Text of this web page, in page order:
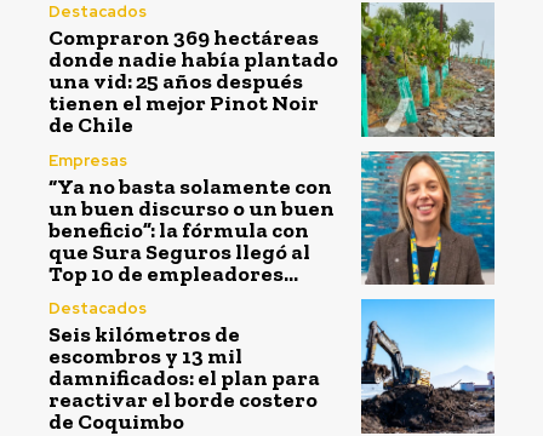
Destacados
Compraron 369 hectáreas
donde nadie había plantado
una vid: 25 años después
tienen el mejor Pinot Noir
de Chile
Empresas
“Ya no basta solamente con
un buen discurso o un buen
beneficio”: la fórmula con
que Sura Seguros llegó al
Top 10 de empleadores...
Destacados
Seis kilómetros de
escombros y 13 mil
damnificados: el plan para
reactivar el borde costero
de Coquimbo